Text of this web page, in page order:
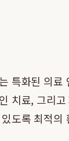
특화된 의료
치료, 그리
도록 최적의